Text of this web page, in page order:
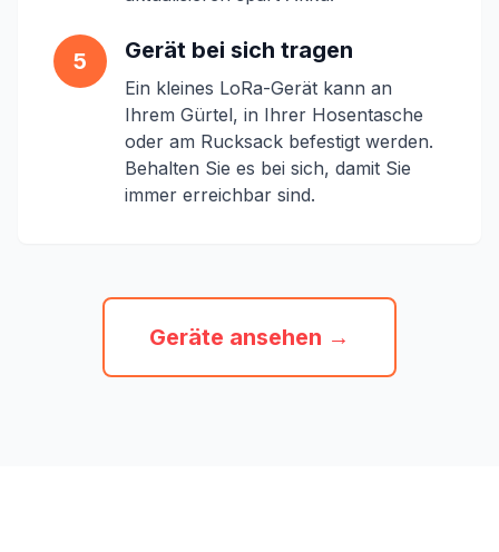
5 Gerät bei sich tragen
Ein kleines LoRa-Gerät kann an
Ihrem Gürtel, in Ihrer Hosentasche
oder am Rucksack befestigt werden.
Behalten Sie es bei sich, damit Sie
immer erreichbar sind.
Geräte ansehen →